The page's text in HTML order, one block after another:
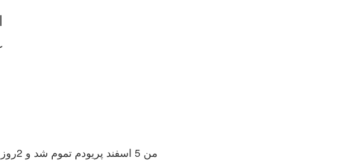
من 5 اسفند پریودم تموم شد و 2روز بعد یعنی 7 اسفند با همسرم رابطه واژنی و کنترل نشده داشتم.. و منی در واژن من خالی شد